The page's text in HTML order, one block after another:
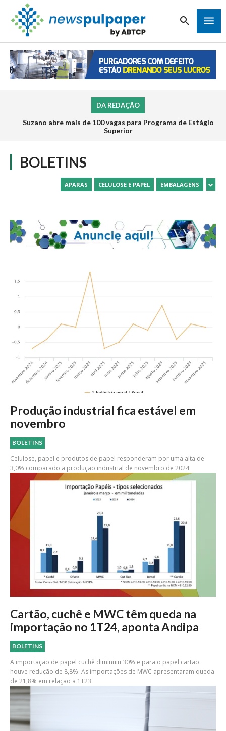
DA REDAÇÃO
Suzano abre mais de 100 vagas para Programa de Estágio
Superior
BOLETINS
APARAS CELULOSE E PAPEL EMBALAGENS
Produção industrial fica estável em
novembro
BOLETINS
Celulose, papel e produtos de papel responderam por uma alta de
3,0% comparado a produção industrial de novembro de 2024
Cartão, cuchê e MWC têm queda na
importação no 1T24, aponta Andipa
BOLETINS
A importação de papel cuchê diminuiu 30% e para o papel cartão
houve redução de 8,8%. As importações de MWC apresentaram queda
de 21,8% em relação a 1T23